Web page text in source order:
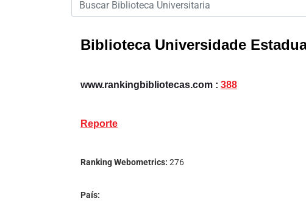
Biblioteca Universidade
www.rankingbibliotecas.com : 388
Reporte
Ranking Webometrics: 276
País: